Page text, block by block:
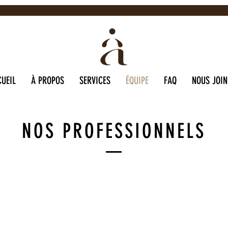
À PROPOS SERVICES ÉQUIPE FAQ NOUS
NOS PROFESSIONNELS